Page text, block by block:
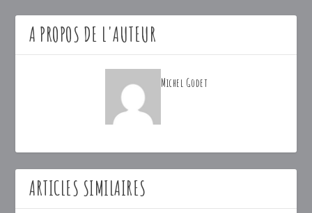
A PROPOS DE L'AUTEUR
Michel Godet
ARTICLES SIMILAIRES